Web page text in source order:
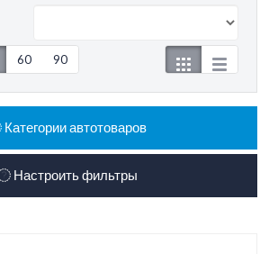
60 90
Категории автотоваров
Настроить фильтры